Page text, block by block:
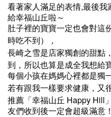
看著家人滿足的表情,最後我
給幸福山丘啦～
肚子裡的寶寶一定也會對這
時吃不到）
，
長崎之雪是店家獨創的甜點 ，
到 ， 所以也算是成全我想給
每個小孩在媽媽心裡都是獨
若有跟我一樣要求健康 ， 又
推薦「幸福山丘 Happy Hill
友們收到後一定會超級滿意！